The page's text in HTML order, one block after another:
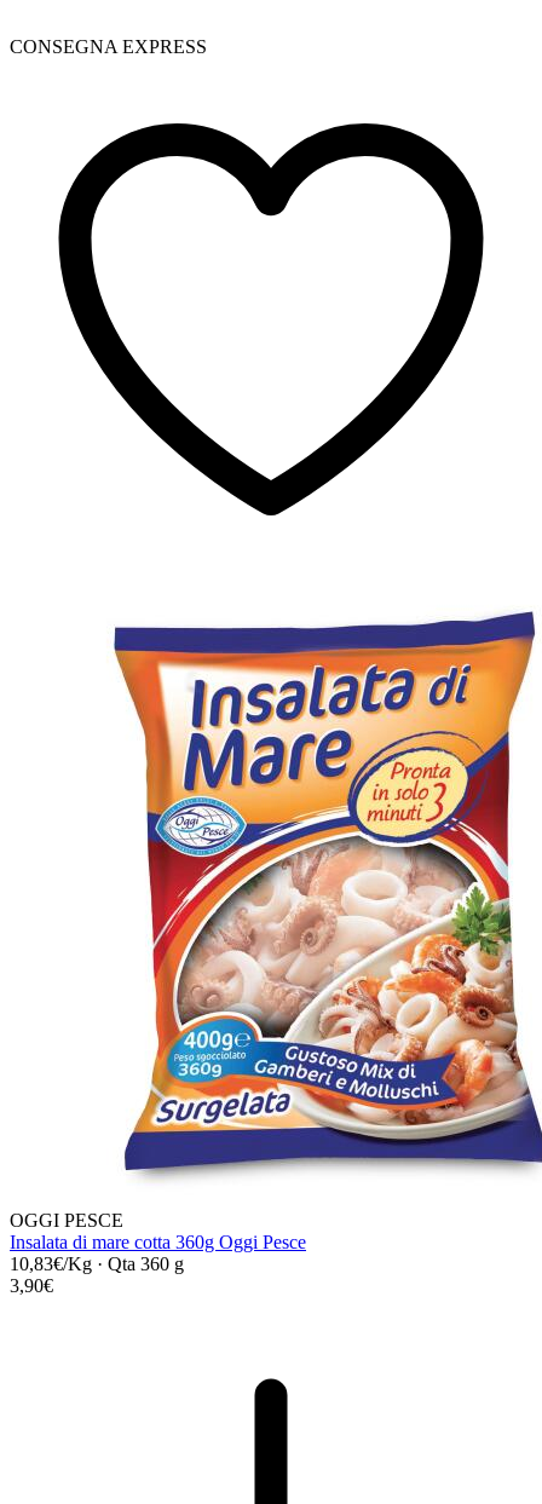
CONSEGNA EXPRESS
OGGI PESCE
Insalata di mare cotta 360g Oggi Pesce
10,83€/Kg · Qta 360 g
3,90€